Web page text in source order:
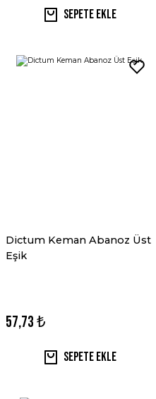
Sepete Ekle
Dictum Keman Abanoz Üst
Eşik
57,73 ₺
Sepete Ekle